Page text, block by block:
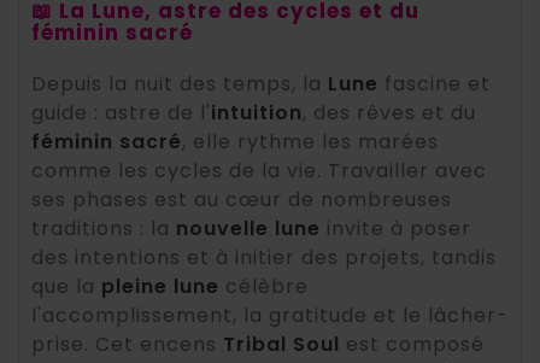
📖 La Lune, astre des cycles et du
féminin sacré
Depuis la nuit des temps, la Lune fascine et
guide : astre de l'intuition, des rêves et du
féminin sacré, elle rythme les marées
comme les cycles de la vie. Travailler avec
ses phases est au cœur de nombreuses
traditions : la nouvelle lune invite à poser
des intentions et à initier des projets, tandis
que la pleine lune célèbre
l'accomplissement, la gratitude et le lâcher-
prise. Cet encens Tribal Soul est composé